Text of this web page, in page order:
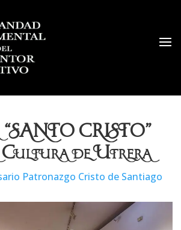
CRISTO”
Cultura de Utrera
Patronazgo Cristo de Santiago